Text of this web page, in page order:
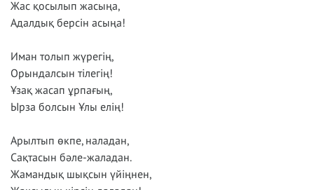
Жас қосылып жасыңа,
Адалдық берсін асыңа!
Иман толып жүрегің,
Орындалсын тілегің!
Ұзақ жасап ұрпағың,
Ырза болсын Ұлы елің!
Арылтып өкпе, наладан,
Сақтасын бәле-жаладан.
Жамандық шықсын үйіңнен,